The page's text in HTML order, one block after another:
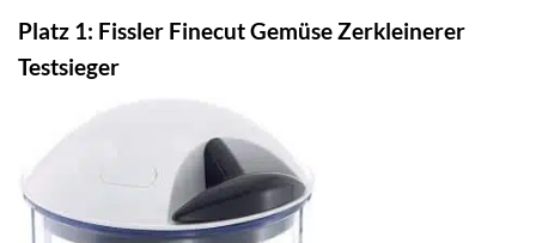
Platz 1: Fissler Finecut Gemüse Zerkleinerer
Testsieger